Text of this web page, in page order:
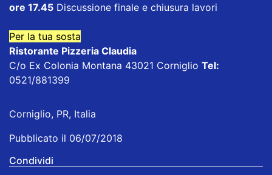
ore 17.45 Discussione finale e chiusura lavori
Per la tua sosta
Ristorante Pizzeria Claudia
C/o Ex Colonia Montana 43021 Corniglio Tel:
0521/881399
Corniglio, PR, Italia
Pubblicato il 06/07/2018
Condividi